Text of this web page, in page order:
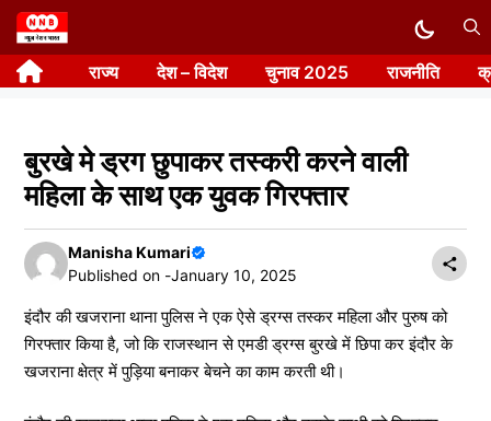
Skip
to
content राज्य देश – विदेश चुनाव 2025 राजनीति
बुरखे मे ड्रग छुपाकर तस्करी करने वाली
महिला के साथ एक युवक गिरफ्तार
Manisha Kumari
Published on -January 10, 2025
इंदौर की खजराना थाना पुलिस ने एक ऐसे ड्रग्स तस्कर महिला और पुरुष को
गिरफ्तार किया है, जो कि राजस्थान से एमडी ड्रग्स बुरखे में छिपा कर इंदौर के
खजराना क्षेत्र में पुड़िया बनाकर बेचने का काम करती थी।